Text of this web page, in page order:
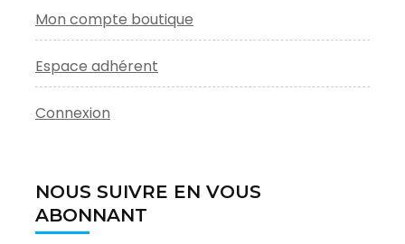
Mon compte boutique
Espace adhérent
Connexion
NOUS SUIVRE EN VOUS
ABONNANT